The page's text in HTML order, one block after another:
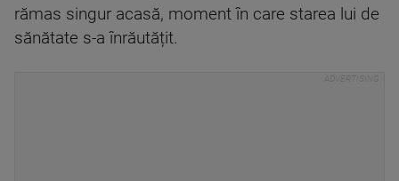
rămas singur acasă, moment în care starea lui de
sănătate s-a înrăutățit.